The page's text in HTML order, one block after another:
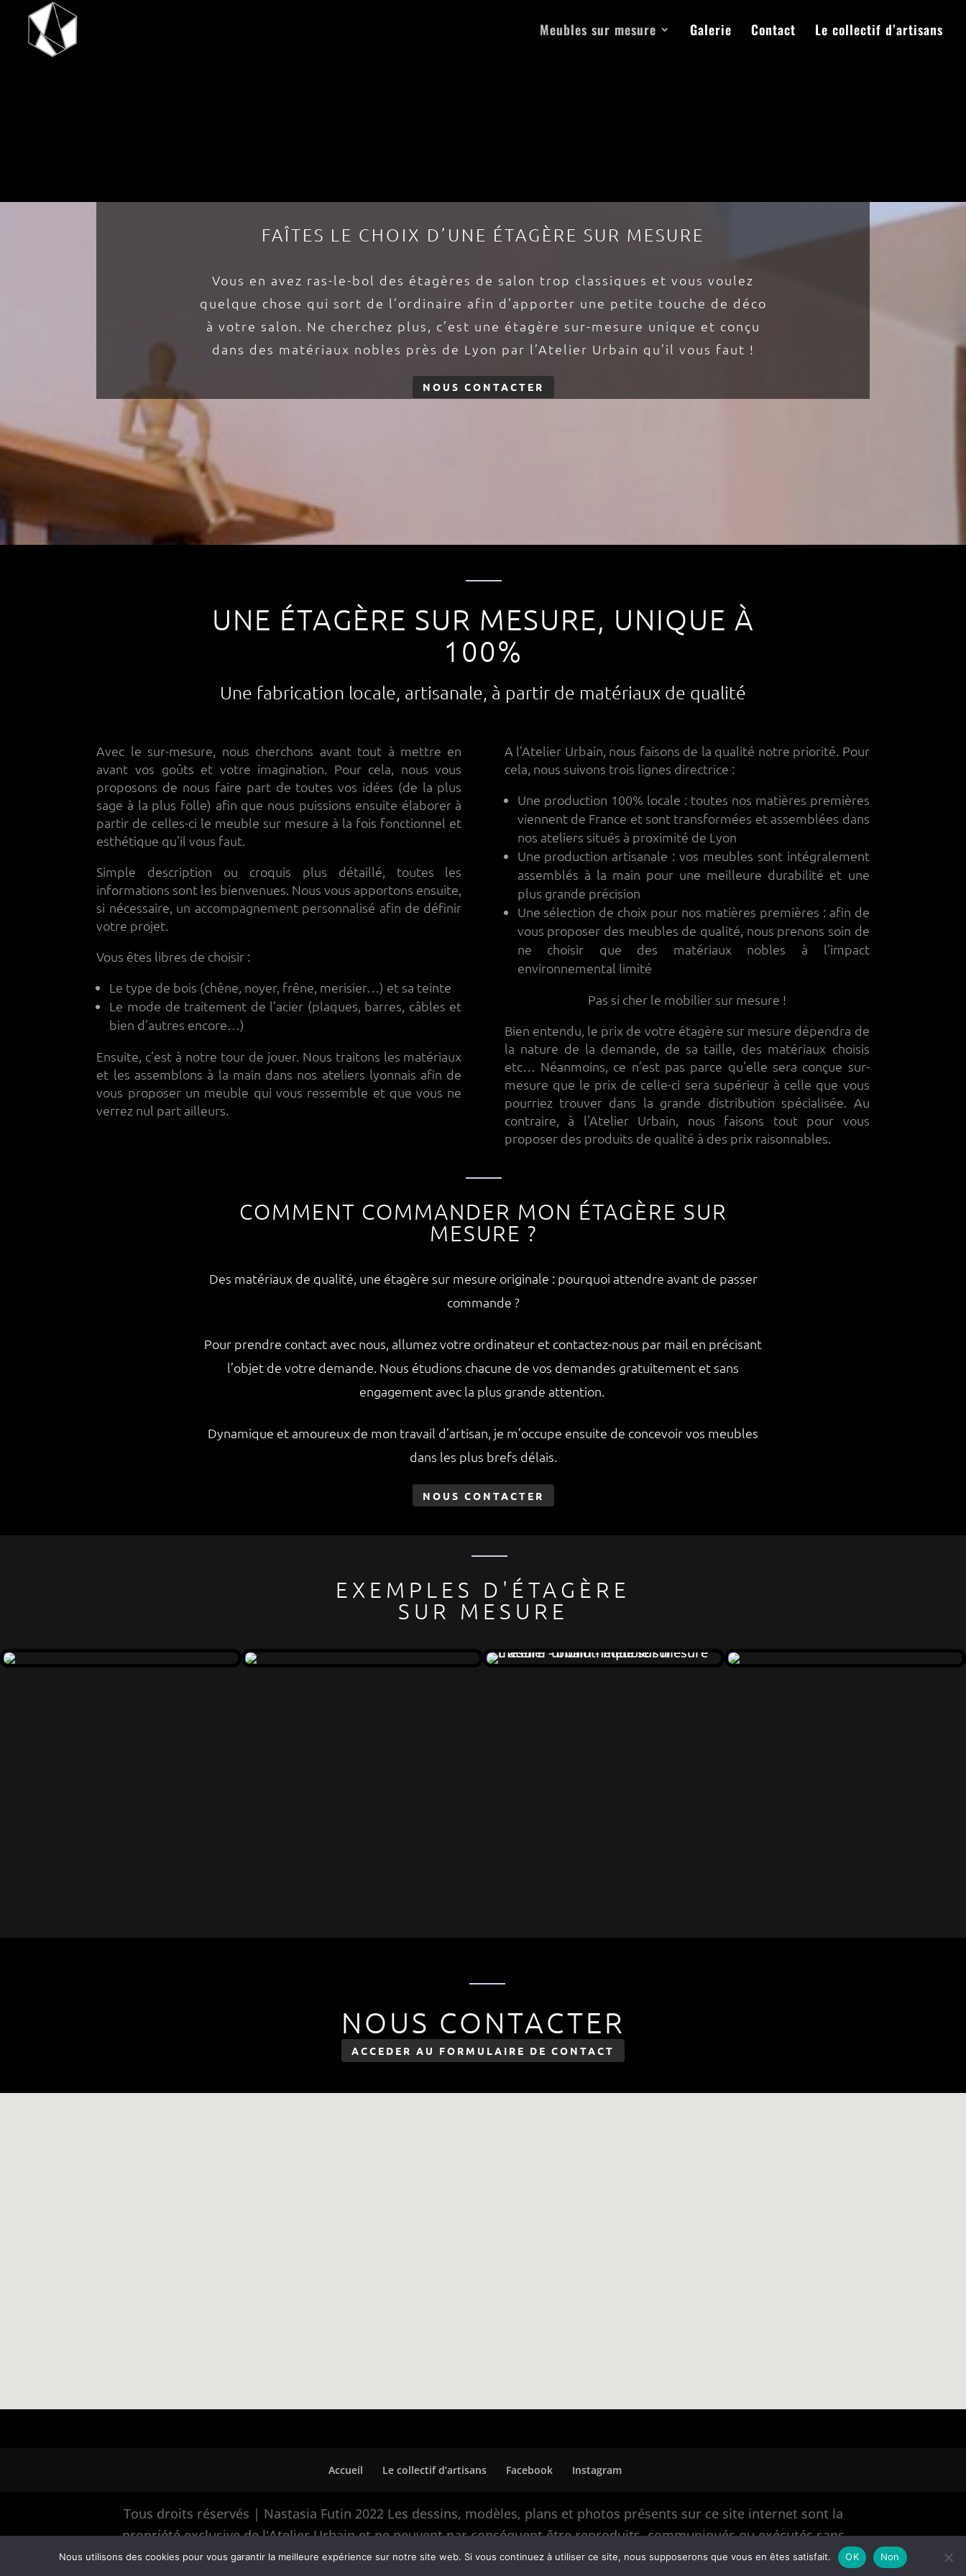
Meubles sur mesure Galerie Contact Le collectif d’artisans
FAÎTES LE CHOIX D’UNE ÉTAGÈRE SUR MESURE
Vous en avez ras-le-bol des étagères de salon trop classiques et vous voulez
quelque chose qui sort de l’ordinaire afin d’apporter une petite touche de déco
à votre salon. Ne cherchez plus, c’est une étagère sur-mesure unique et conçu
dans des matériaux nobles près de Lyon par l’Atelier Urbain qu’il vous faut !
NOUS CONTACTER
UNE ÉTAGÈRE SUR MESURE, UNIQUE À
100%
Une fabrication locale, artisanale, à partir de matériaux de qualité
Avec le sur-mesure, nous cherchons avant tout à mettre en
avant vos goûts et votre imagination. Pour cela, nous vous
proposons de nous faire part de toutes vos idées (de la plus
sage à la plus folle) afin que nous puissions ensuite élaborer à
partir de celles-ci le meuble sur mesure à la fois fonctionnel et
esthétique qu’il vous faut.
Simple description ou croquis plus détaillé, toutes les
informations sont les bienvenues. Nous vous apportons ensuite,
si nécessaire, un accompagnement personnalisé afin de définir
votre projet.
Vous êtes libres de choisir :
Le type de bois (chêne, noyer, frêne, merisier…) et sa teinte
Le mode de traitement de l’acier (plaques, barres, câbles et
bien d’autres encore…)
Ensuite, c’est à notre tour de jouer. Nous traitons les matériaux
et les assemblons à la main dans nos ateliers lyonnais afin de
vous proposer un meuble qui vous ressemble et que vous ne
verrez nul part ailleurs.
A l’Atelier Urbain, nous faisons de la qualité notre priorité. Pour
cela, nous suivons trois lignes directrice :
Une production 100% locale : toutes nos matières premières
viennent de France et sont transformées et assemblées dans
nos ateliers situés à proximité de Lyon
Une production artisanale : vos meubles sont intégralement
assemblés à la main pour une meilleure durabilité et une
plus grande précision
Une sélection de choix pour nos matières premières : afin de
vous proposer des meubles de qualité, nous prenons soin de
ne choisir que des matériaux nobles à l’impact
environnemental limité
Pas si cher le mobilier sur mesure !
Bien entendu, le prix de votre étagère sur mesure dépendra de
la nature de la demande, de sa taille, des matériaux choisis
etc… Néanmoins, ce n’est pas parce qu’elle sera conçue sur-
mesure que le prix de celle-ci sera supérieur à celle que vous
pourriez trouver dans la grande distribution spécialisée. Au
contraire, à l’Atelier Urbain, nous faisons tout pour vous
proposer des produits de qualité à des prix raisonnables.
COMMENT COMMANDER MON ÉTAGÈRE SUR
MESURE ?
Des matériaux de qualité, une étagère sur mesure originale : pourquoi attendre avant de passer
commande ?
Pour prendre contact avec nous, allumez votre ordinateur et contactez-nous par mail en précisant
l’objet de votre demande. Nous étudions chacune de vos demandes gratuitement et sans
engagement avec la plus grande attention.
Dynamique et amoureux de mon travail d’artisan, je m’occupe ensuite de concevoir vos meubles
dans les plus brefs délais.
NOUS CONTACTER
EXEMPLES D'ÉTAGÈRE
SUR MESURE
NOUS CONTACTER
ACCEDER AU FORMULAIRE DE CONTACT
Accueil Le collectif d’artisans Facebook Instagram
Tous droits réservés | Nastasia Futin 2022 Les dessins, modèles, plans et photos présents sur ce site internet sont la
propriété exclusive de l'Atelier Urbain et ne peuvent par conséquent être reproduits, communiqués ou exécutés sans
l'autorisation écrite de Nastasia Futin ou Sébastien Pontio
Nous utilisons des cookies pour vous garantir la meilleure expérience sur notre site web. Si vous continuez à utiliser ce site, nous supposerons que vous en êtes satisfait. OK Non